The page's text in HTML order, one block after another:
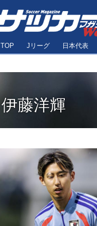
TOP Jリーグ 日本代表
伊藤洋輝